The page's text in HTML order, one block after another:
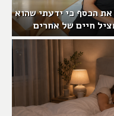
הכסף כי ידעתי שהוא
חיים של אחרים